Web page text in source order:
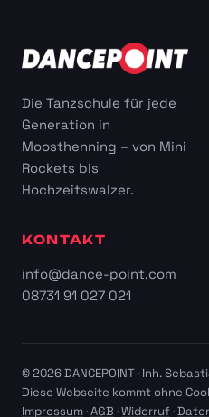
Die Tanzschule für jede
Generation in
Moosthenning – von Mini
Rockets bis
Hochzeitswalzer.
KONTAKT
info@dance-point.com
08731 91 027 021
© 2026 DANCEPOINT · Inh.
Diese Webseite kommt ohne
Impressum·AGB ·Widerruf·